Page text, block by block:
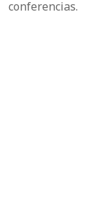
conferencias.